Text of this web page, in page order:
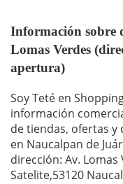
Información sobre
Lomas Verdes
apertura)
Soy Teté en
información
de tiendas, ofertas y
en Naucalpan de
dirección: Av. Lomas
Satelite,53120